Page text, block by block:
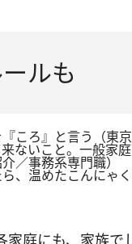
ルも
ころ』と言う（東
来ないこと。一般家
／事務系専門職）
ら、温めたこんにゃ
家庭にも、家族